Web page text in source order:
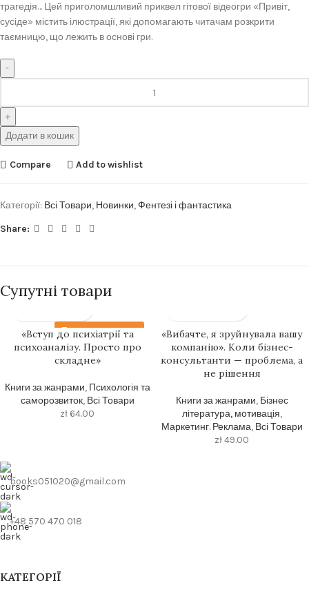
трагедія… Цей приголомшливий приквел гітової відеогри «Привіт,
сусіде» містить ілюстрації, які допомагають читачам розкрити
таємницю, що лежить в основі гри.
Додати в кошик
Compare Add to wishlist
Категорії: Всі Товари, Новинки,Фентезі і фантастика
Share:
Супутні товари
Передзамовлення
«Вступ до психіатрії та
психоаналізу. Просто про
складне»
Книги за жанрами, Психологія та
саморозвиток, Всі Товари
zł 64.00
«Вибачте, я зруйнувала вашу
компанію». Коли бізнес-
консультанти — проблема, а
не рішення
Книги за жанрами, Бізнес
література, мотивація,
Маркетинг. Реклама, Всі Товари
zł49.00
books051020@gmail.com
+48 570 470 018
КАТЕГОРІЇ